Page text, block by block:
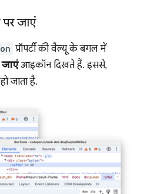
जाएं
प्रॉपर्टी की वैल्यू के बगल में
आइकॉन दिखते हैं. इससे,
जाता है.